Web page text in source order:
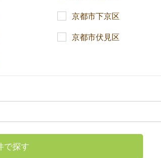
京都市下京区
京都市伏見区
で探す